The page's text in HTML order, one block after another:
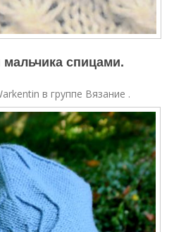
спицами.
в группе Вязание .